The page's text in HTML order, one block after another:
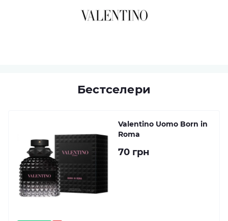
Бестселери
Valentino Uomo Born in
Roma
70 грн